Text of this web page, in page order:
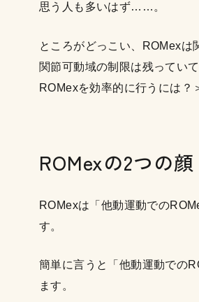
思う人も多いはず……。
ところがどっこい、ROMexは
関節可動域の制限は残ってい
ROMexを効率的に行うには？
ROMexの2つの顔
ROMexは「他動運動での
す。
簡単に言うと「他動運動での
ます。